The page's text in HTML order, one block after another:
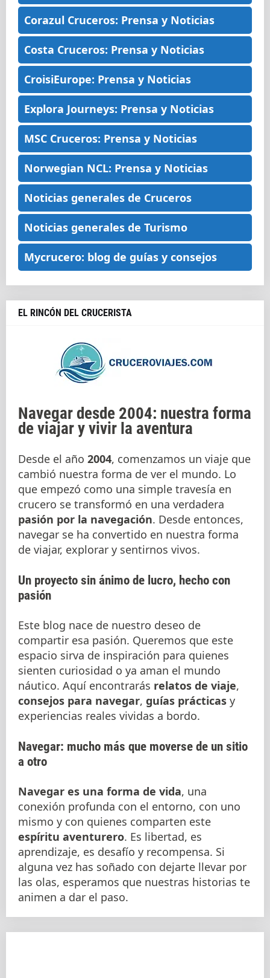
Corazul Cruceros: Prensa y Noticias
Costa Cruceros: Prensa y Noticias
CroisiEurope: Prensa y Noticias
Explora Journeys: Prensa y Noticias
MSC Cruceros: Prensa y Noticias
Norwegian NCL: Prensa y Noticias
Noticias generales de Cruceros
Noticias generales de Turismo
Mycrucero: blog de guías y consejos
EL RINCÓN DEL CRUCERISTA
Navegar desde 2004: nuestra forma
de viajar y vivir la aventura
Desde el año 2004, comenzamos un viaje que
cambió nuestra forma de ver el mundo. Lo
que empezó como una simple travesía en
crucero se transformó en una verdadera
pasión por la navegación. Desde entonces,
navegar se ha convertido en nuestra forma
de viajar, explorar y sentirnos vivos.
Un proyecto sin ánimo de lucro, hecho con
pasión
Este blog nace de nuestro deseo de
compartir esa pasión. Queremos que este
espacio sirva de inspiración para quienes
sienten curiosidad o ya aman el mundo
náutico. Aquí encontrarás relatos de viaje,
consejos para navegar, guías prácticas y
experiencias reales vividas a bordo.
Navegar: mucho más que moverse de un sitio
a otro
Navegar es una forma de vida, una
conexión profunda con el entorno, con uno
mismo y con quienes comparten este
espíritu aventurero. Es libertad, es
aprendizaje, es desafío y recompensa. Si
alguna vez has soñado con dejarte llevar por
las olas, esperamos que nuestras historias te
animen a dar el paso.